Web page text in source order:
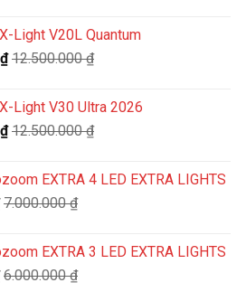
Light V20L Quantum
₫ 12.500.000₫
Light V30 Ultra 2026
₫ 12.500.000₫
EXTRA 4 LED EXTRA LIGHTS
7.000.000₫
EXTRA 3 LED EXTRA LIGHTS
6.000.000₫